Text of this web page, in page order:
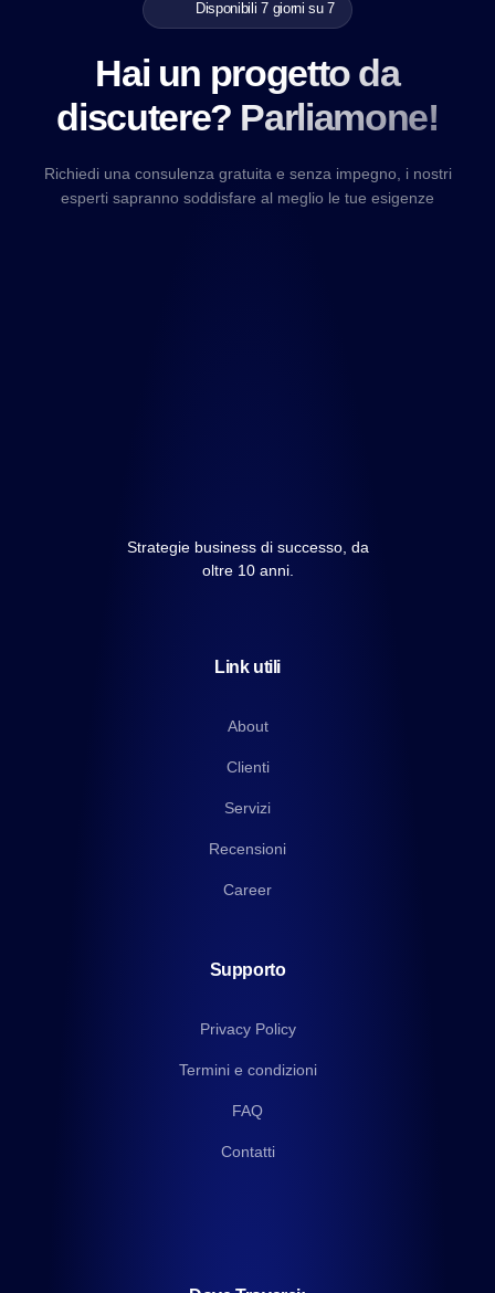
Disponibili 7 giorni su 7
Hai un progetto da
discutere? Parliamone!
Richiedi una consulenza gratuita e senza impegno, i nostri
esperti sapranno soddisfare al meglio le tue esigenze
Strategie business di successo, da
oltre 10 anni.
Link utili
About
Clienti
Servizi
Recensioni
Career
Supporto
Privacy Policy
Termini e condizioni
FAQ
Contatti